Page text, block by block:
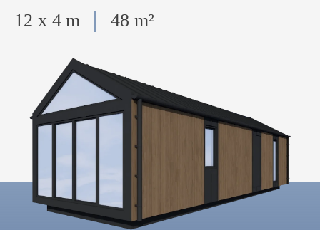
12 x 4 m 48 m²